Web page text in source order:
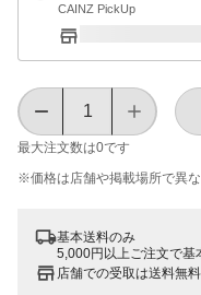
CAINZ PickUp
最大注文数は0です
※価格は​店舗や​掲載場所で​異な
基本送料のみ
5,000円以上ご注文で基
店舗での受取は送料無料